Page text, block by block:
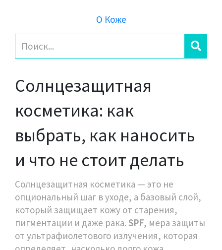
О Коже
Солнцезащитная
косметика: как
выбрать, как наносить
и что не стоит делать
Солнцезащитная косметика — это не
опциональный шаг в уходе, а базовый слой,
который защищает кожу от старения,
пигментации и даже рака. SPF, мера защиты
от ультрафиолетового излучения, которая